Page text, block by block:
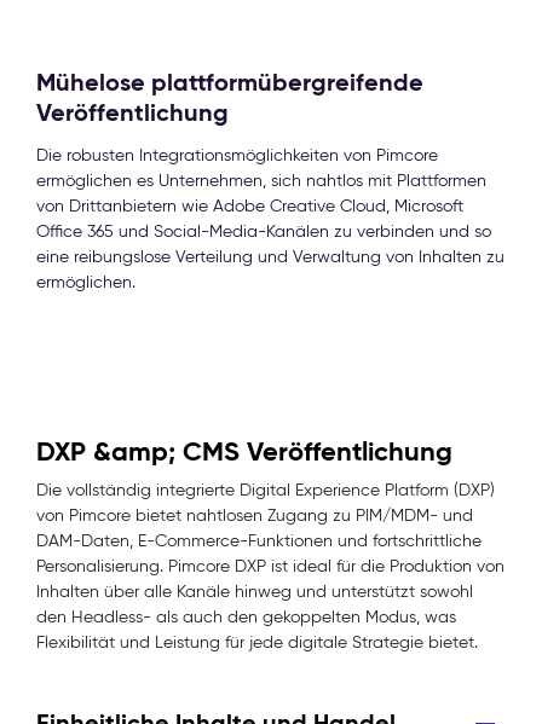
Mühelose plattformübergreifende
Veröffentlichung
Die robusten Integrationsmöglichkeiten von Pimcore
ermöglichen es Unternehmen, sich nahtlos mit Plattformen
von Drittanbietern wie Adobe Creative Cloud, Microsoft
Office 365 und Social-Media-Kanälen zu verbinden und so
eine reibungslose Verteilung und Verwaltung von Inhalten zu
ermöglichen.
DXP &amp; CMS Veröffentlichung
Die vollständig integrierte Digital Experience Platform (DXP)
von Pimcore bietet nahtlosen Zugang zu PIM/MDM- und
DAM-Daten, E-Commerce-Funktionen und fortschrittliche
Personalisierung. Pimcore DXP ist ideal für die Produktion von
Inhalten über alle Kanäle hinweg und unterstützt sowohl
den Headless- als auch den gekoppelten Modus, was
Flexibilität und Leistung für jede digitale Strategie bietet.